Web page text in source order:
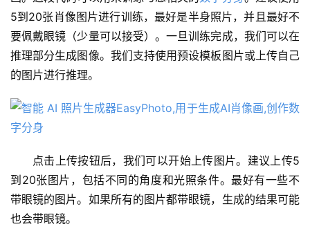
5到20张肖像图片进行训练，最好是半身照片，并且最好不
要佩戴眼镜（少量可以接受）。一旦训练完成，我们可以在
推理部分生成图像。我们支持使用预设模板图片或上传自己
的图片进行推理。
点击上传按钮后，我们可以开始上传图片。建议上传5
到20张图片，包括不同的角度和光照条件。最好有一些不
带眼镜的图片。如果所有的图片都带眼镜，生成的结果可能
也会带眼镜。